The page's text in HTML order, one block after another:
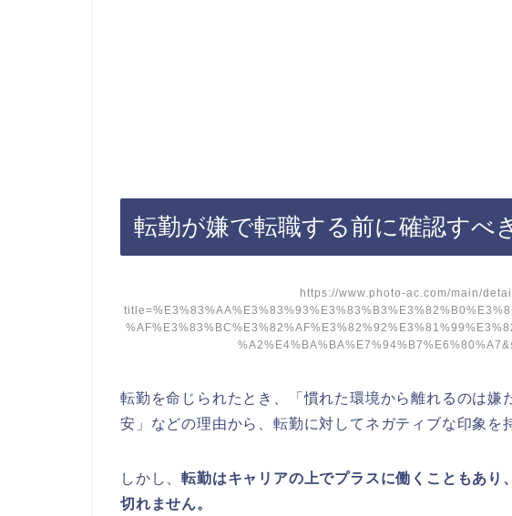
転勤が嫌で転職する前に確認すべ
https://www.photo-ac.com/main/
転勤を命じられたとき、「慣れた環境から離れるのは嫌
安」などの理由から、転勤に対してネガティブな印象を
しかし、転勤はキャリアの上でプラスに働くこともあり
切れません。